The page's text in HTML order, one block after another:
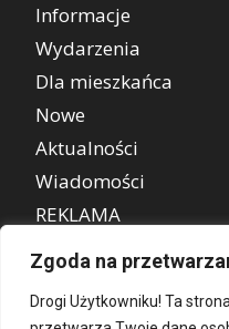
Zgoda na
Drogi Użytkowniku! Ta
Informacje
Wydarzenia
Dla mieszkańca
Nowe
Aktualności
Wiadomości
REKLAMA
Atrakcje turystyczne